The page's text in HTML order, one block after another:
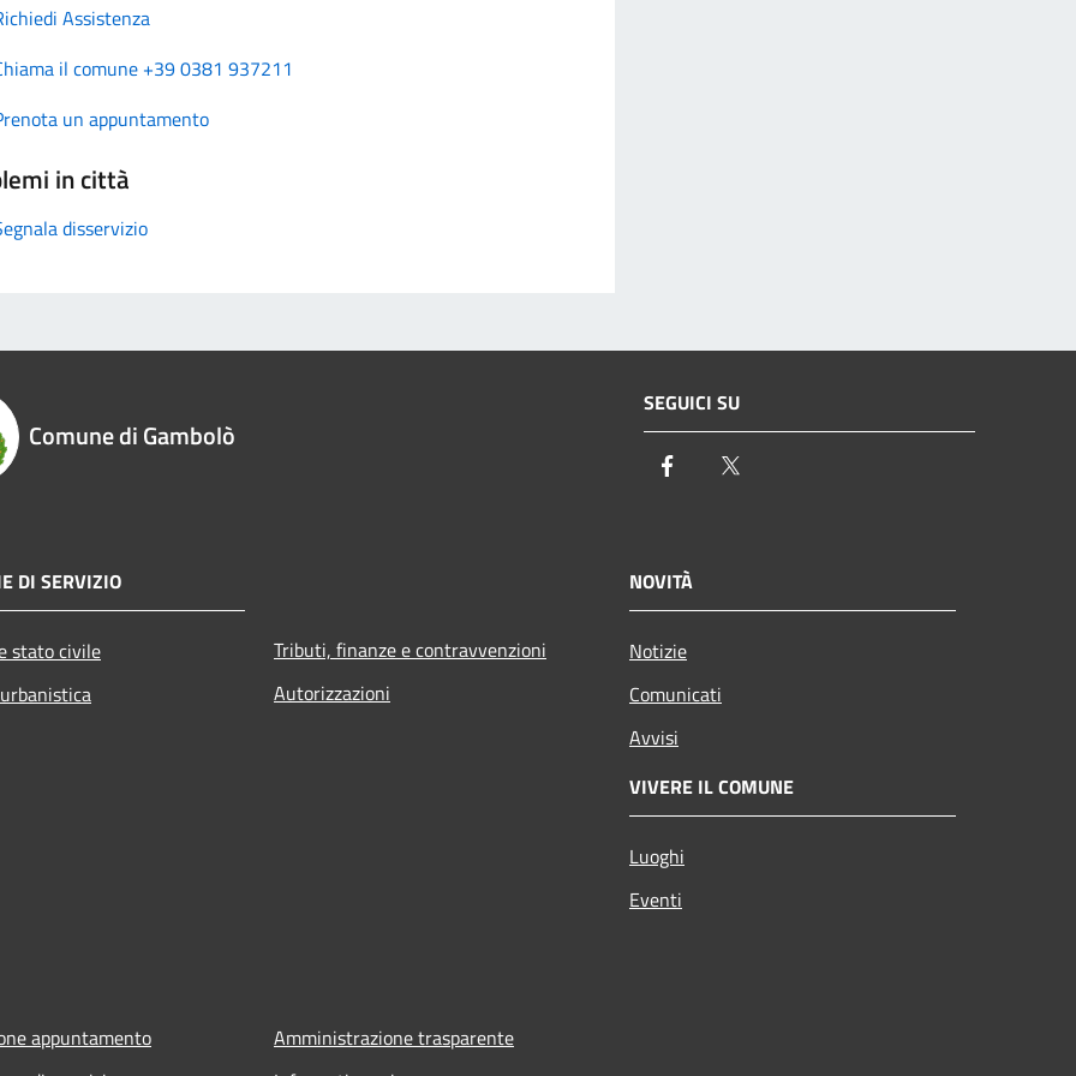
Assistenza
il comune +39 0381 937211
un appuntamento
in città
disservizio
Comune di Gambolò
SEGUICI SU
Facebook
DI SERVIZIO
stato civile
Tributi, finanze e contravvenzioni
Autorizzazioni
NOVITÀ
Notizie
Comunicati
Avvisi
VIVERE IL COMUNE
Luoghi
Eventi
appuntamento
Amministrazione trasparente